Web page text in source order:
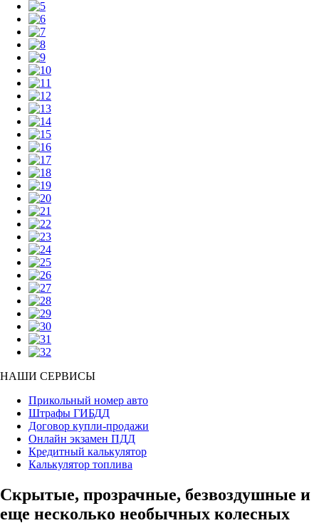
НАШИ СЕРВИСЫ
Прикольный номер авто
Штрафы ГИБДД
Договор купли-продажи
Онлайн экзамен ПДД
Кредитный калькулятор
Калькулятор топлива
Скрытые, прозрачные, безвоздушные и
еще несколько необычных колесных